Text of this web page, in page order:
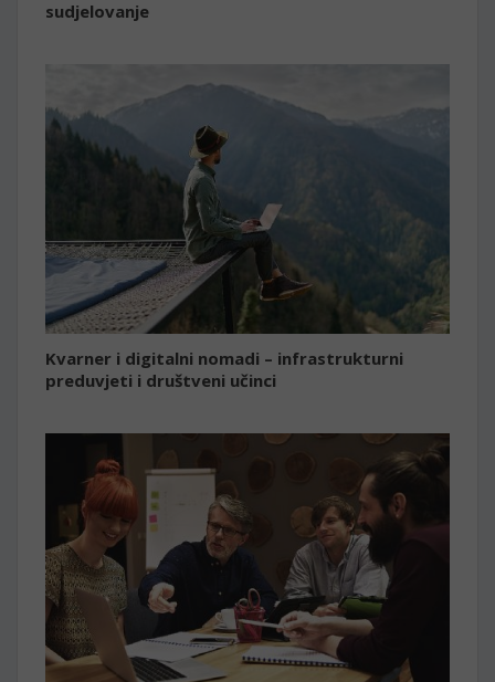
sudjelovanje
Kvarner i digitalni nomadi – infrastrukturni
preduvjeti i društveni učinci